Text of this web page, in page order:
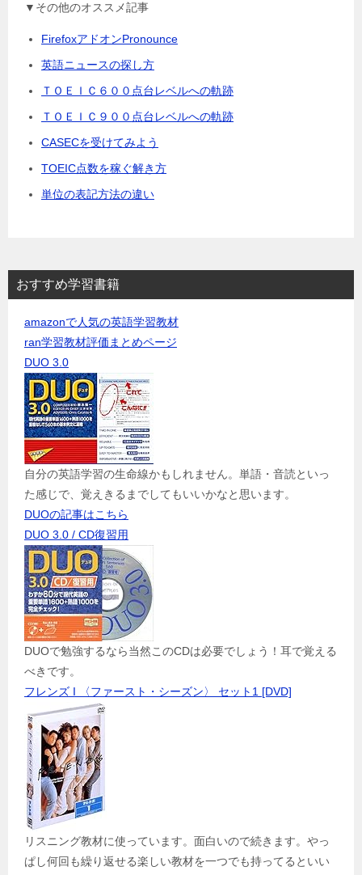
▼その他のオススメ記事
FirefoxアドオンPronounce
英語ニュースの探し方
ＴＯＥＩＣ６００点台レベルへの軌跡
ＴＯＥＩＣ９００点台レベルへの軌跡
CASECを受けてみよう
TOEIC点数を稼ぐ解き方
単位の表記方法の違い
おすすめ学習書籍
amazonで人気の英語学習教材
ran学習教材評価まとめページ
DUO 3.0
自分の英語学習の生命線かもしれません。単語・音読といっ
た感じで、覚えきるまでしてもいいかなと思います。
DUOの記事はこちら
DUO 3.0 / CD復習用
DUOで勉強するなら当然このCDは必要でしょう！耳で覚える
べきです。
フレンズ I 〈ファースト・シーズン〉 セット1 [DVD]
リスニング教材に使っています。面白いので続きます。やっ
ぱし何回も繰り返せる楽しい教材を一つでも持ってるといい